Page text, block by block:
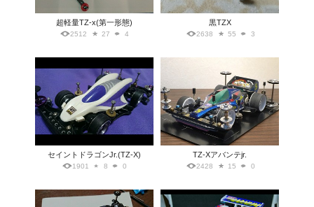
超軽量TZ-x(第一形態)
2512 27 4
黒TZX
2638 55 3
セイントドラゴンJr.(TZ-X)
1901 8 0
TZ-Xアバンテjr.
2428 15 0